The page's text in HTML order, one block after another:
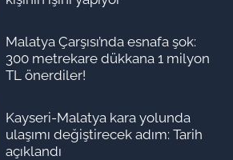
Malatya Çarşısı’nda esnafa şok:
300 metrekare dükkana 1 milyon
TL önerdiler!
Kayseri-Malatya kara yolunda
ulaşımı değiştirecek adım: Tarih
açıklandı